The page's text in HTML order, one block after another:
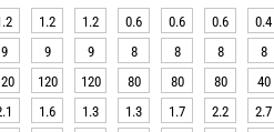
1.2 1.2 0.6 0.6 0.6 0.4
9 9 9 8 8 8 8
120 120 80 80 80 40
1.6 1.3 1.3 1.7 2.2 2.7